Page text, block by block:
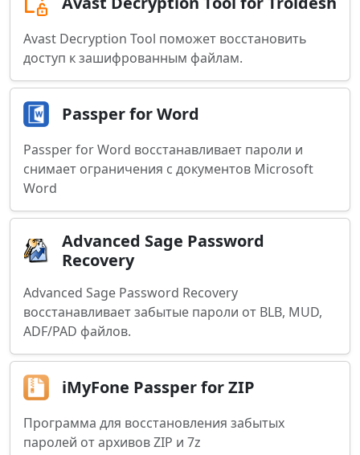
Avast Decryption Tool поможет восстановить
доступ к зашифрованным файлам.
Passper for Word
Passper for Word восстанавливает пароли и
снимает ограничения с документов Microsoft
Word
Advanced Sage Password
Recovery
Advanced Sage Password Recovery
восстанавливает забытые пароли от BLB, MUD,
ADF/PAD файлов.
iMyFone Passper for ZIP
Программа для восстановления забытых
паролей от архивов ZIP и 7z